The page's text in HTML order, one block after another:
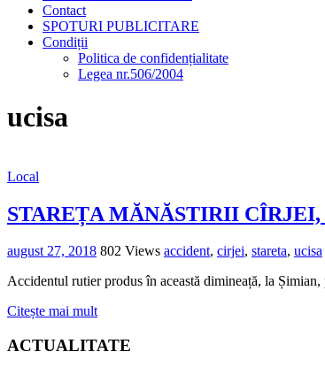
Contact
SPOTURI PUBLICITARE
Condiții
Politica de confidențialitate
Legea nr.506/2004
ucisa
Local
STAREȚA MĂNĂSTIRII CÎRJEI,
august 27, 2018 802 Views accident, cirjei, stareta, ucisa
Accidentul rutier produs în această dimineață, la
Citește mai mult
ACTUALITATE